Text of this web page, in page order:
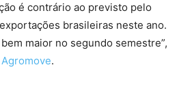
é contrário ao previsto pelo
brasileiras neste ano.
maior no segundo semestre”,
Agromove.